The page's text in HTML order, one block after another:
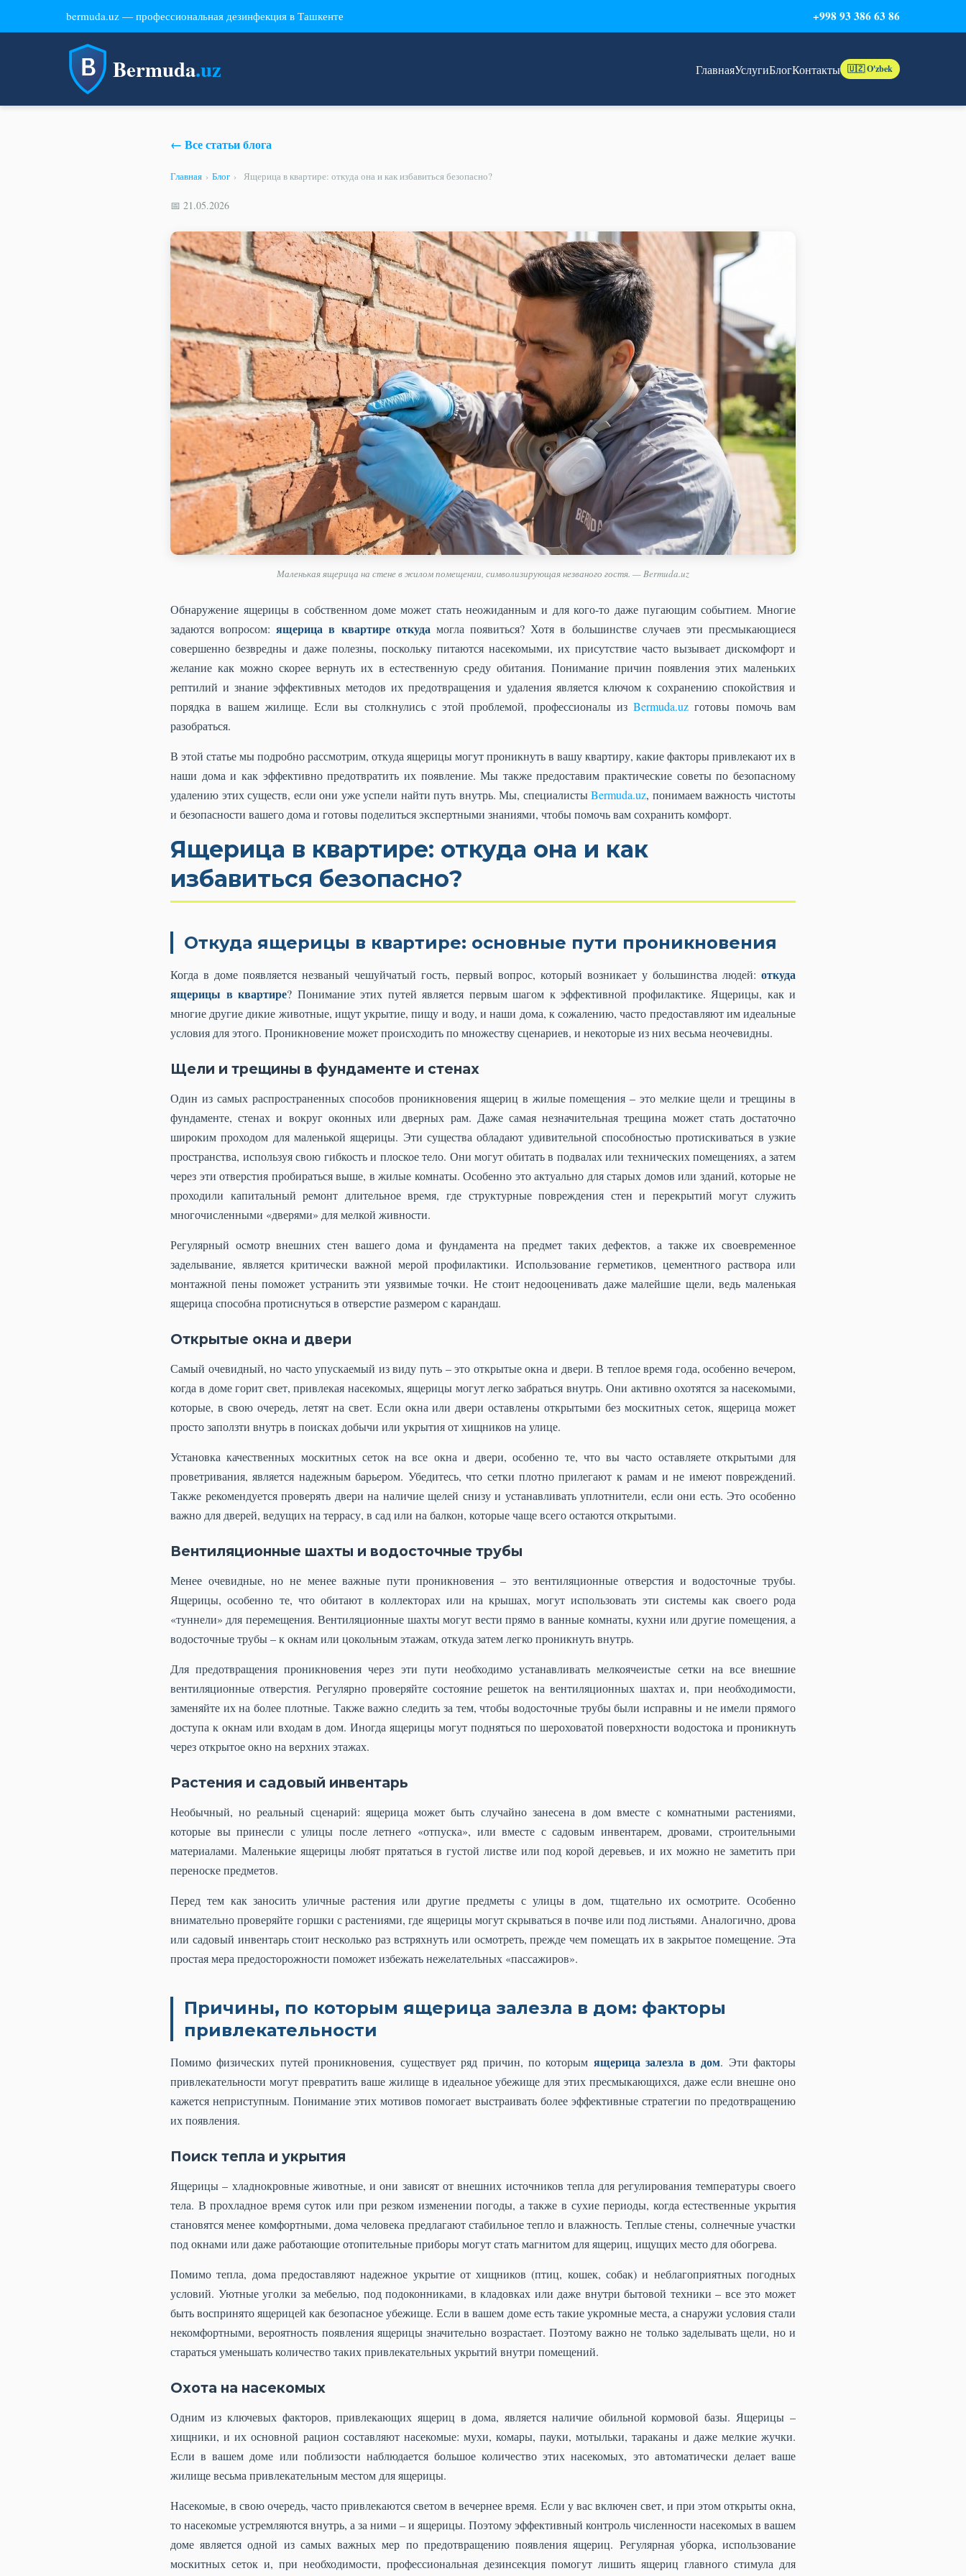
bermuda.uz — профессиональная дезинфекция в Ташкенте +998 93 386 63 86
Bermuda.uz ГлавнаяУслугиБлогКонтакты 🇺🇿 O'zbek
← Все статьи блога
Главная › Блог › Ящерица в квартире: откуда она и как избавиться безопасно?
📅 21.05.2026
Маленькая ящерица на стене в жилом помещении, символизирующая незваного гостя. — Bermuda.uz
Обнаружение ящерицы в собственном доме может стать неожиданным и для кого-то даже пугающим событием. Многие
задаются вопросом:ящерица в квартире откуда могла появиться? Хотя в большинстве случаев эти пресмыкающиеся
совершенно безвредны и даже полезны, поскольку питаются насекомыми, их присутствие часто вызывает дискомфорт и
желание как можно скорее вернуть их в естественную среду обитания. Понимание причин появления этих маленьких
рептилий и знание эффективных методов их предотвращения и удаления является ключом к сохранению спокойствия и
порядка в вашем жилище. Если вы столкнулись с этой проблемой, профессионалы изBermuda.uz готовы помочь вам
разобраться.
В этой статье мы подробно рассмотрим, откуда ящерицы могут проникнуть в вашу квартиру, какие факторы привлекают их в
наши дома и как эффективно предотвратить их появление. Мы также предоставим практические советы по безопасному
удалению этих существ, если они уже успели найти путь внутрь. Мы, специалистыBermuda.uz, понимаем важность чистоты
и безопасности вашего дома и готовы поделиться экспертными знаниями, чтобы помочь вам сохранить комфорт.
Ящерица в квартире: откуда она и как
избавиться безопасно?
Откуда ящерицы в квартире: основные пути проникновения
Когда в доме появляется незваный чешуйчатый гость, первый вопрос, который возникает у большинства людей: откуда
ящерицы в квартире? Понимание этих путей является первым шагом к эффективной профилактике. Ящерицы, как и
многие другие дикие животные, ищут укрытие, пищу и воду, и наши дома, к сожалению, часто предоставляют им идеальные
условия для этого. Проникновение может происходить по множеству сценариев, и некоторые из них весьма неочевидны.
Щели и трещины в фундаменте и стенах
Один из самых распространенных способов проникновения ящериц в жилые помещения – это мелкие щели и трещины в
фундаменте, стенах и вокруг оконных или дверных рам. Даже самая незначительная трещина может стать достаточно
широким проходом для маленькой ящерицы. Эти существа обладают удивительной способностью протискиваться в узкие
пространства, используя свою гибкость и плоское тело. Они могут обитать в подвалах или технических помещениях, а затем
через эти отверстия пробираться выше, в жилые комнаты. Особенно это актуально для старых домов или зданий, которые не
проходили капитальный ремонт длительное время, где структурные повреждения стен и перекрытий могут служить
многочисленными «дверями» для мелкой живности.
Регулярный осмотр внешних стен вашего дома и фундамента на предмет таких дефектов, а также их своевременное
заделывание, является критически важной мерой профилактики. Использование герметиков, цементного раствора или
монтажной пены поможет устранить эти уязвимые точки. Не стоит недооценивать даже малейшие щели, ведь маленькая
ящерица способна протиснуться в отверстие размером с карандаш.
Открытые окна и двери
Самый очевидный, но часто упускаемый из виду путь – это открытые окна и двери. В теплое время года, особенно вечером,
когда в доме горит свет, привлекая насекомых, ящерицы могут легко забраться внутрь. Они активно охотятся за насекомыми,
которые, в свою очередь, летят на свет. Если окна или двери оставлены открытыми без москитных сеток, ящерица может
просто заползти внутрь в поисках добычи или укрытия от хищников на улице.
Установка качественных москитных сеток на все окна и двери, особенно те, что вы часто оставляете открытыми для
проветривания, является надежным барьером. Убедитесь, что сетки плотно прилегают к рамам и не имеют повреждений.
Также рекомендуется проверять двери на наличие щелей снизу и устанавливать уплотнители, если они есть. Это особенно
важно для дверей, ведущих на террасу, в сад или на балкон, которые чаще всего остаются открытыми.
Вентиляционные шахты и водосточные трубы
Менее очевидные, но не менее важные пути проникновения – это вентиляционные отверстия и водосточные трубы.
Ящерицы, особенно те, что обитают в коллекторах или на крышах, могут использовать эти системы как своего рода
«туннели» для перемещения. Вентиляционные шахты могут вести прямо в ванные комнаты, кухни или другие помещения, а
водосточные трубы – к окнам или цокольным этажам, откуда затем легко проникнуть внутрь.
Для предотвращения проникновения через эти пути необходимо устанавливать мелкоячеистые сетки на все внешние
вентиляционные отверстия. Регулярно проверяйте состояние решеток на вентиляционных шахтах и, при необходимости,
заменяйте их на более плотные. Также важно следить за тем, чтобы водосточные трубы были исправны и не имели прямого
доступа к окнам или входам в дом. Иногда ящерицы могут подняться по шероховатой поверхности водостока и проникнуть
через открытое окно на верхних этажах.
Растения и садовый инвентарь
Необычный, но реальный сценарий: ящерица может быть случайно занесена в дом вместе с комнатными растениями,
которые вы принесли с улицы после летнего «отпуска», или вместе с садовым инвентарем, дровами, строительными
материалами. Маленькие ящерицы любят прятаться в густой листве или под корой деревьев, и их можно не заметить при
переноске предметов.
Перед тем как заносить уличные растения или другие предметы с улицы в дом, тщательно их осмотрите. Особенно
внимательно проверяйте горшки с растениями, где ящерицы могут скрываться в почве или под листьями. Аналогично, дрова
или садовый инвентарь стоит несколько раз встряхнуть или осмотреть, прежде чем помещать их в закрытое помещение. Эта
простая мера предосторожности поможет избежать нежелательных «пассажиров».
Причины, по которым ящерица залезла в дом: факторы
привлекательности
Помимо физических путей проникновения, существует ряд причин, по которым ящерица залезла в дом. Эти факторы
привлекательности могут превратить ваше жилище в идеальное убежище для этих пресмыкающихся, даже если внешне оно
кажется неприступным. Понимание этих мотивов помогает выстраивать более эффективные стратегии по предотвращению
их появления.
Поиск тепла и укрытия
Ящерицы – хладнокровные животные, и они зависят от внешних источников тепла для регулирования температуры своего
тела. В прохладное время суток или при резком изменении погоды, а также в сухие периоды, когда естественные укрытия
становятся менее комфортными, дома человека предлагают стабильное тепло и влажность. Теплые стены, солнечные участки
под окнами или даже работающие отопительные приборы могут стать магнитом для ящериц, ищущих место для обогрева.
Помимо тепла, дома предоставляют надежное укрытие от хищников (птиц, кошек, собак) и неблагоприятных погодных
условий. Уютные уголки за мебелью, под подоконниками, в кладовках или даже внутри бытовой техники – все это может
быть воспринято ящерицей как безопасное убежище. Если в вашем доме есть такие укромные места, а снаружи условия стали
некомфортными, вероятность появления ящерицы значительно возрастает. Поэтому важно не только заделывать щели, но и
стараться уменьшать количество таких привлекательных укрытий внутри помещений.
Охота на насекомых
Одним из ключевых факторов, привлекающих ящериц в дома, является наличие обильной кормовой базы. Ящерицы –
хищники, и их основной рацион составляют насекомые: мухи, комары, пауки, мотыльки, тараканы и даже мелкие жучки.
Если в вашем доме или поблизости наблюдается большое количество этих насекомых, это автоматически делает ваше
жилище весьма привлекательным местом для ящерицы.
Насекомые, в свою очередь, часто привлекаются светом в вечернее время. Если у вас включен свет, и при этом открыты окна,
то насекомые устремляются внутрь, а за ними – и ящерицы. Поэтому эффективный контроль численности насекомых в вашем
доме является одной из самых важных мер по предотвращению появления ящериц. Регулярная уборка, использование
москитных сеток и, при необходимости, профессиональная дезинсекция помогут лишить ящериц главного стимула для